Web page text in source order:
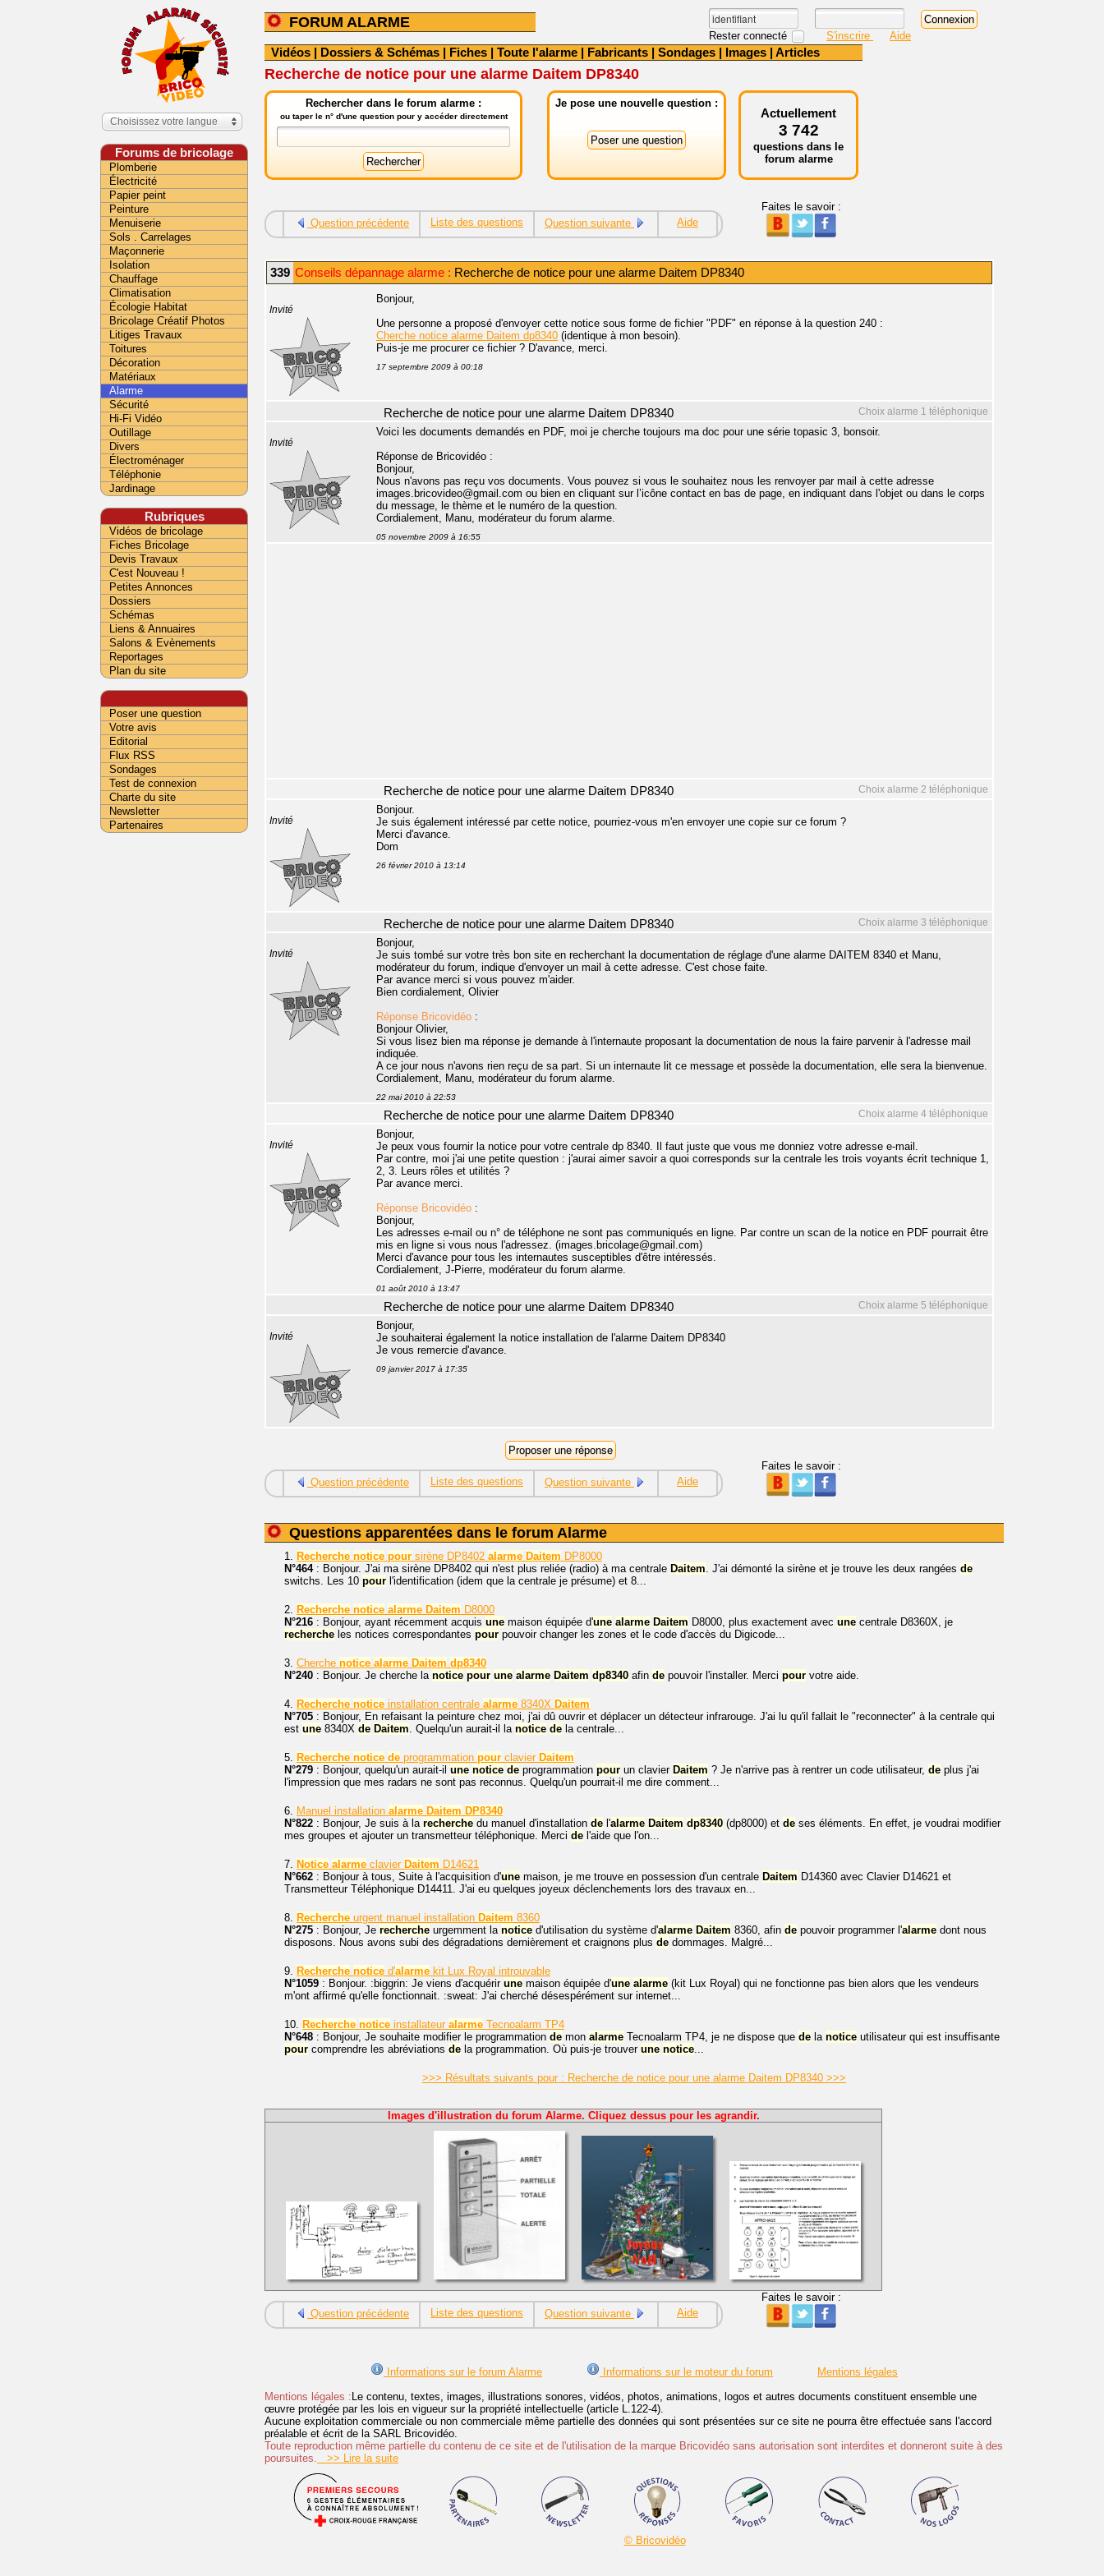
FORUM ALARME
Rester connecté S'inscrire Aide
Vidéos | Dossiers & Schémas | Fiches | Toute l'alarme | Fabricants | Sondages | Images | Articles
Recherche de notice pour une alarme Daitem DP8340
Rechercher dans le forum alarme :
ou taper le n° d'une question pour y accéder directement
Je pose une nouvelle question :
Actuellement
3 742
questions dans le
forum alarme
Question précédente Liste des questions Question suivante Aide
Faites le savoir :
339 Conseils dépannage alarme : Recherche de notice pour une alarme Daitem DP8340
Invité
Bonjour,
Une personne a proposé d'envoyer cette notice sous forme de fichier "PDF" en réponse à la question 240 :
Cherche notice alarme Daitem dp8340 (identique à mon besoin).
Puis-je me procurer ce fichier ? D'avance, merci.
17 septembre 2009 à 00:18
Choix alarme 1 téléphonique
Recherche de notice pour une alarme Daitem DP8340
Invité
Voici les documents demandés en PDF, moi je cherche toujours ma doc pour une série topasic 3, bonsoir.
Réponse de Bricovidéo :
Bonjour,
Nous n'avons pas reçu vos documents. Vous pouvez si vous le souhaitez nous les renvoyer par mail à cette adresse
images.bricovideo@gmail.com ou bien en cliquant sur l’icône contact en bas de page, en indiquant dans l'objet ou dans le corps
du message, le thème et le numéro de la question.
Cordialement, Manu, modérateur du forum alarme.
05 novembre 2009 à 16:55
Choix alarme 2 téléphonique
Recherche de notice pour une alarme Daitem DP8340
Invité
Bonjour.
Je suis également intéressé par cette notice, pourriez-vous m'en envoyer une copie sur ce forum ?
Merci d'avance.
Dom
26 février 2010 à 13:14
Choix alarme 3 téléphonique
Recherche de notice pour une alarme Daitem DP8340
Invité
Bonjour,
Je suis tombé sur votre très bon site en recherchant la documentation de réglage d'une alarme DAITEM 8340 et Manu,
modérateur du forum, indique d'envoyer un mail à cette adresse. C'est chose faite.
Par avance merci si vous pouvez m'aider.
Bien cordialement, Olivier
Réponse Bricovidéo :
Bonjour Olivier,
Si vous lisez bien ma réponse je demande à l'internaute proposant la documentation de nous la faire parvenir à l'adresse mail
indiquée.
A ce jour nous n'avons rien reçu de sa part. Si un internaute lit ce message et possède la documentation, elle sera la bienvenue.
Cordialement, Manu, modérateur du forum alarme.
22 mai 2010 à 22:53
Choix alarme 4 téléphonique
Recherche de notice pour une alarme Daitem DP8340
Invité
Bonjour,
Je peux vous fournir la notice pour votre centrale dp 8340. Il faut juste que vous me donniez votre adresse e-mail.
Par contre, moi j'ai une petite question : j'aurai aimer savoir a quoi corresponds sur la centrale les trois voyants écrit technique 1,
2, 3. Leurs rôles et utilités ?
Par avance merci.
Réponse Bricovidéo :
Bonjour,
Les adresses e-mail ou n° de téléphone ne sont pas communiqués en ligne. Par contre un scan de la notice en PDF pourrait être
mis en ligne si vous nous l'adressez. (images.bricolage@gmail.com)
Merci d'avance pour tous les internautes susceptibles d'être intéressés.
Cordialement, J-Pierre, modérateur du forum alarme.
01 août 2010 à 13:47
Choix alarme 5 téléphonique
Recherche de notice pour une alarme Daitem DP8340
Invité
Bonjour,
Je souhaiterai également la notice installation de l'alarme Daitem DP8340
Je vous remercie d'avance.
09 janvier 2017 à 17:35
Question précédente Liste des questions Question suivante Aide
Faites le savoir :
Questions apparentées dans le forum Alarme
1. Recherche notice pour sirène DP8402 alarme Daitem DP8000
N°464: Bonjour. J'ai ma sirène DP8402 qui n'est plus reliée (radio) à ma centrale Daitem. J'ai démonté la sirène et je trouve les deux rangées de
switchs. Les 10 pour l'identification (idem que la centrale je présume) et 8...
2. Recherche notice alarme Daitem D8000
N°216 : Bonjour, ayant récemment acquis une maison équipée d'une alarme Daitem D8000, plus exactement avec une centrale D8360X, je
recherche les notices correspondantes pour pouvoir changer les zones et le code d'accès du Digicode...
3. Cherche notice alarme Daitem dp8340
N°240 : Bonjour. Je cherche la notice pour une alarme Daitem dp8340 afin de pouvoir l'installer. Merci pour votre aide.
4. Recherche notice installation centrale alarme 8340X Daitem
N°705 : Bonjour, En refaisant la peinture chez moi, j'ai dû ouvrir et déplacer un détecteur infrarouge. J'ai lu qu'il fallait le "reconnecter" à la centrale qui
est une 8340X de Daitem. Quelqu'un aurait-il la notice de la centrale...
5. Recherche notice de programmation pour clavier Daitem
N°279 : Bonjour, quelqu'un aurait-il une notice de programmation pour un clavier Daitem ? Je n'arrive pas à rentrer un code utilisateur, de plus j'ai
l'impression que mes radars ne sont pas reconnus. Quelqu'un pourrait-il me dire comment...
6. Manuel installation alarme Daitem DP8340
N°822 : Bonjour, Je suis à la recherche du manuel d'installation de l'alarme Daitem dp8340 (dp8000) et de ses éléments. En effet, je voudrai modifier
mes groupes et ajouter un transmetteur téléphonique. Merci de l'aide que l'on...
7. Notice alarme clavier Daitem D14621
N°662 : Bonjour à tous, Suite à l'acquisition d'une maison, je me trouve en possession d'un centrale Daitem D14360 avec Clavier D14621 et
Transmetteur Téléphonique D14411. J'ai eu quelques joyeux déclenchements lors des travaux en...
8. Recherche urgent manuel installation Daitem 8360
N°275 : Bonjour, Je recherche urgemment la notice d'utilisation du système d'alarme Daitem 8360, afin de pouvoir programmer l'alarme dont nous
disposons. Nous avons subi des dégradations dernièrement et craignons plus de dommages. Malgré...
9. Recherche notice d'alarme kit Lux Royal introuvable
N°1059 : Bonjour. :biggrin: Je viens d'acquérir une maison équipée d'une alarme (kit Lux Royal) qui ne fonctionne pas bien alors que les vendeurs
m'ont affirmé qu'elle fonctionnait. :sweat: J'ai cherché désespérément sur internet...
10. Recherche notice installateur alarme Tecnoalarm TP4
N°648 : Bonjour, Je souhaite modifier le programmation de mon alarme Tecnoalarm TP4, je ne dispose que de la notice utilisateur qui est insuffisante
pour comprendre les abréviations de la programmation. Où puis-je trouver une notice...
>>> Résultats suivants pour : Recherche de notice pour une alarme Daitem DP8340 >>>
Images d'illustration du forum Alarme. Cliquez dessus pour les agrandir.
Question précédente Liste des questions Question suivante Aide
Faites le savoir :
Informations sur le forum Alarme Informations sur le moteur du forum
Mentions légales
Mentions légales : Le contenu, textes, images, illustrations sonores, vidéos, photos, animations, logos et autres documents constituent ensemble une
œuvre protégée par les lois en vigueur sur la propriété intellectuelle (article L.122-4).
Aucune exploitation commerciale ou non commerciale même partielle des données qui sont présentées sur ce site ne pourra être effectuée sans l'accord
préalable et écrit de la SARL Bricovidéo.
Toute reproduction même partielle du contenu de ce site et de l'utilisation de la marque Bricovidéo sans autorisation sont interdites et donneront suite à des
poursuites. >> Lire la suite
© Bricovidéo
Choisissez votre langue
Forums de bricolage
Plomberie
Électricité
Papier peint
Peinture
Menuiserie
Sols . Carrelages
Maçonnerie
Isolation
Chauffage
Climatisation
Écologie Habitat
Bricolage Créatif Photos
Litiges Travaux
Toitures
Décoration
Matériaux
Alarme
Sécurité
Hi-Fi Vidéo
Outillage
Divers
Électroménager
Téléphonie
Jardinage
Rubriques
Vidéos de bricolage
Fiches Bricolage
Devis Travaux
C'est Nouveau !
Petites Annonces
Dossiers
Schémas
Liens & Annuaires
Salons & Evènements
Reportages
Plan du site
Poser une question
Votre avis
Editorial
Flux RSS
Sondages
Test de connexion
Charte du site
Newsletter
Partenaires